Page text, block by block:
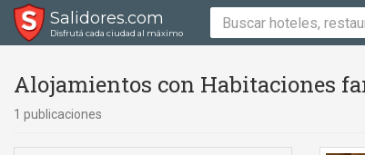
Salidores.com
Disfrutá cada ciudad al máximo
Alojamientos con Habitaciones
1 publicaciones